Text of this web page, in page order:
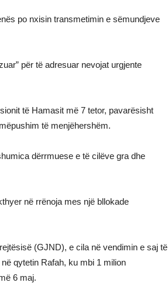
po nxisin transmetimin e sëmundjeve
për të adresuar nevojat urgjente
të Hamasit më 7 tetor, pavarësisht
të menjëhershëm.
dërrmuese e të cilëve gra dhe
në rrënoja mes një bllokade
(GJND), e cila në vendimin e saj të
qytetin Rafah, ku mbi 1 milion
6 maj.